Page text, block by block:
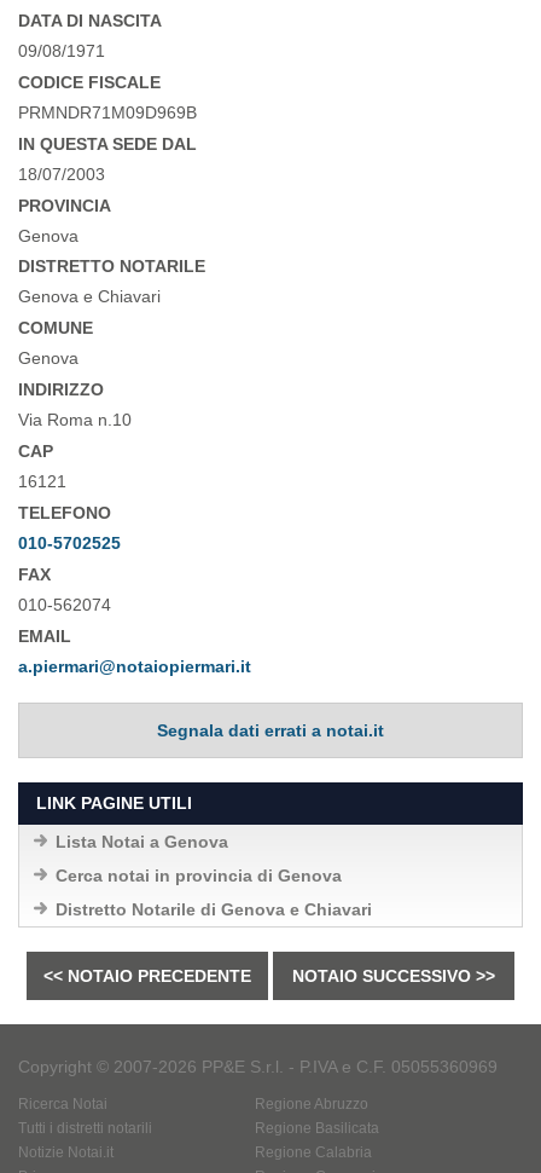
DATA DI NASCITA
09/08/1971
CODICE FISCALE
PRMNDR71M09D969B
IN QUESTA SEDE DAL
18/07/2003
PROVINCIA
Genova
DISTRETTO NOTARILE
Genova e Chiavari
COMUNE
Genova
INDIRIZZO
Via Roma n.10
CAP
16121
TELEFONO
010-5702525
FAX
010-562074
EMAIL
a.piermari@notaiopiermari.it
Segnala dati errati a notai.it
LINK PAGINE UTILI
Lista Notai a Genova
Cerca notai in provincia di Genova
Distretto Notarile di Genova e Chiavari
<< NOTAIO PRECEDENTE NOTAIO SUCCESSIVO >>
Copyright © 2007-2026 PP&E S.r.l. - P.IVA e C.F. 05055360969
Ricerca Notai
Tutti i distretti notarili
Notizie Notai.it
Regione Abruzzo
Regione Basilicata
Regione Calabria